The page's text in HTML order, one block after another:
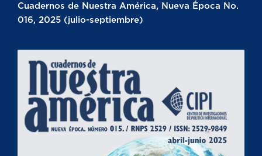
Cuadernos de Nuestra América, Nueva Época No.
016, 2025 (julio-septiembre)